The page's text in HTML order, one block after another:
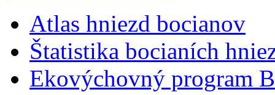
Atlas hniezd bocianov
Štatistika bocianích
Ekovýchovný program